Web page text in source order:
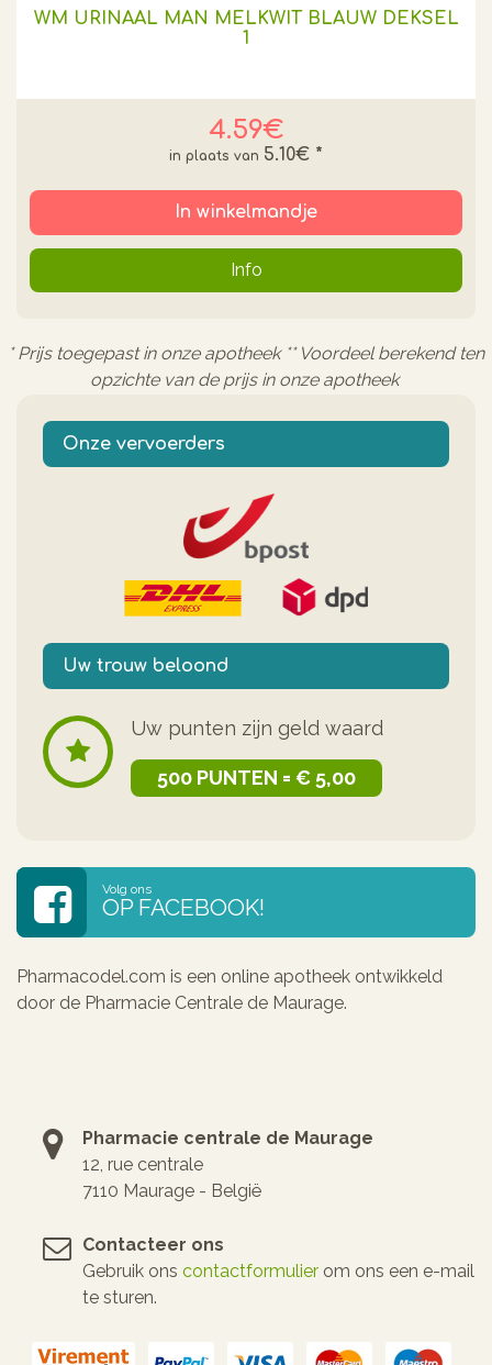
WM URINAAL MAN MELKWIT BLAUW DEKSEL
1
4.59€
5.10€ *
In winkelmandje
Info
* Prijs toegepast in onze apotheek ** Voordeel berekend ten
opzichte van de prijs in onze apotheek
Onze vervoerders
Uw trouw beloond
Uw punten zijn geld waard
500 PUNTEN = € 5,00
Volg ons
OP FACEBOOK!
Pharmacodel.com is een online apotheek ontwikkeld
door de Pharmacie Centrale de Maurage.
Pharmacie centrale de Maurage
12, rue centrale
7110 Maurage - België
Contacteer ons
Gebruik ons contactformulier om ons een e-mail
te sturen.